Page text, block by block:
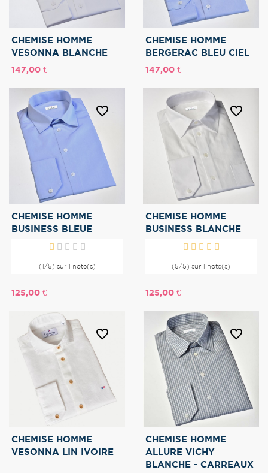
CHEMISE HOMME
VESONNA BLANCHE
Prix
147,00 €
CHEMISE HOMME
BERGERAC BLEU CIEL
Prix
147,00 €
CHEMISE HOMME
BUSINESS BLEUE
favorite_border
(1/5) sur 1 note(s)
Prix
125,00 €
CHEMISE HOMME
BUSINESS BLANCHE
favorite_border
(5/5) sur 1 note(s)
Prix
125,00 €
CHEMISE HOMME
VESONNA LIN IVOIRE
favorite_border
CHEMISE HOMME
ALLURE VICHY
BLANCHE - CARREAUX
favorite_border